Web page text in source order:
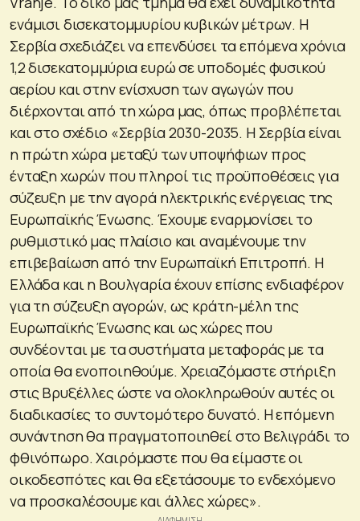
ενάμισι δισεκατομμυρίου κυβικών μέτρων. Η
Σερβία σχεδιάζει να επενδύσει τα επόμενα χρόνια
1,2 δισεκατομμύρια ευρώ σε υποδομές φυσικού
αερίου και στην ενίσχυση των αγωγών που
διέρχονται από τη χώρα μας, όπως προβλέπεται
και στο σχέδιο «Σερβία 2030-2035. Η Σερβία είναι
η πρώτη χώρα μεταξύ των υποψήφιων προς
ένταξη χωρών που πληροί τις προϋποθέσεις για
σύζευξη με την αγορά ηλεκτρικής ενέργειας της
Ευρωπαϊκής Ένωσης. Έχουμε εναρμονίσει το
ρυθμιστικό μας πλαίσιο και αναμένουμε την
επιβεβαίωση από την Ευρωπαϊκή Επιτροπή. Η
Ελλάδα και η Βουλγαρία έχουν επίσης ενδιαφέρον
για τη σύζευξη αγορών, ως κράτη-μέλη της
Ευρωπαϊκής Ένωσης και ως χώρες που
συνδέονται με τα συστήματα μεταφοράς με τα
οποία θα ενοποιηθούμε. Χρειαζόμαστε στήριξη
στις Βρυξέλλες ώστε να ολοκληρωθούν αυτές οι
διαδικασίες το συντομότερο δυνατό. Η επόμενη
συνάντηση θα πραγματοποιηθεί στο Βελιγράδι το
φθινόπωρο. Χαιρόμαστε που θα είμαστε οι
οικοδεσπότες και θα εξετάσουμε το ενδεχόμενο
να προσκαλέσουμε και άλλες χώρες».